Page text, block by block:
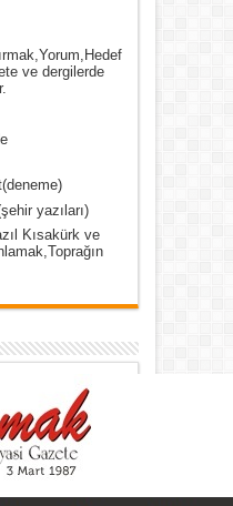
ve dergilerde
yazıları)
Kısakürk ve